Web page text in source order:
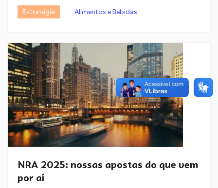
Estratégia
Alimentos e Bebidas
NRA 2025: nossas apostas do que vem
por aí